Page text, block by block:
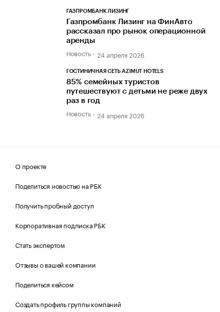
ГАЗПРОМБАНК ЛИЗИНГ
Газпромбанк Лизинг на ФинАвто
рассказал про рынок операционной
аренды
Новость 24 апреля 2026
ГОСТИНИЧНАЯ СЕТЬ AZIMUT HOTELS
85% семейных туристов
путешествуют с детьми не реже двух
раз в год
Новость 24 апреля 2026
О проекте
Поделиться новостью на РБК
Получить пробный доступ
Корпоративная подписка РБК
Стать экспертом
Отзывы о вашей компании
Поделиться кейсом
Создать профиль группы компаний